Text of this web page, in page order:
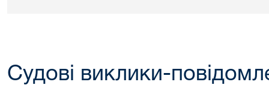
Судові виклики-